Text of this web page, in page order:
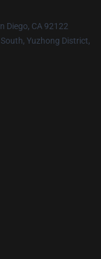
Diego, CA 92122
Yuzhong District,